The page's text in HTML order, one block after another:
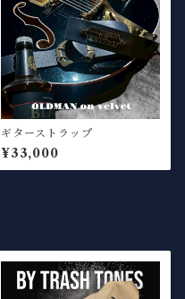
ギターストラップ
¥33,000